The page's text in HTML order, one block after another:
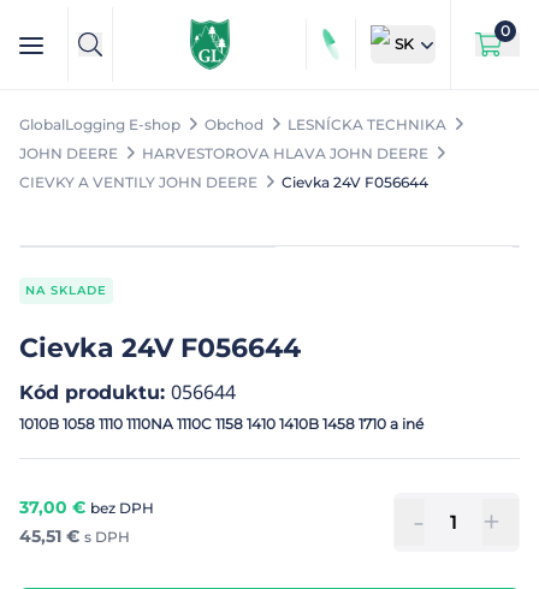
SK
0
GlobalLogging E-shop Obchod
LESNÍCKA TECHNIKA
JOHN DEERE
HARVESTOROVA HLAVA JOHN DEERE
CIEVKY A VENTILY JOHN DEERE
Cievka 24V F056644
NA SKLADE
Cievka 24V F056644
Kód produktu: 056644
1010B 1058 1110 1110NA 1110C 1158 1410 1410B 1458 1710 a iné
37,00 € bez DPH
45,51 € s DPH - +